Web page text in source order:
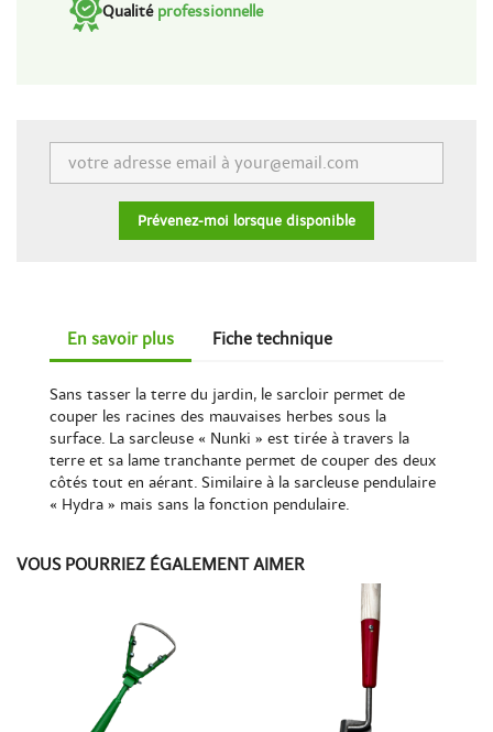
Qualité professionnelle
Prévenez-moi lorsque disponible
En savoir plus Fiche technique
Sans tasser la terre du jardin, le sarcloir permet de
couper les racines des mauvaises herbes sous la
surface. La sarcleuse « Nunki » est tirée à travers la
terre et sa lame tranchante permet de couper des deux
côtés tout en aérant. Similaire à la sarcleuse pendulaire
« Hydra » mais sans la fonction pendulaire.
VOUS POURRIEZ ÉGALEMENT AIMER